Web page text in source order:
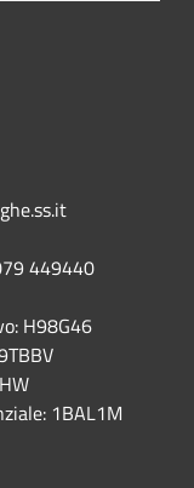
449440
H98G46
1BAL1M